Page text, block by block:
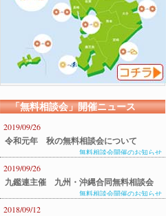
「無料相談会」開催ニュース
2019/09/26
令和元年 秋の無料相談会について
無料相談会開催のお知らせ
2019/09/26
九鑑連主催 九州・沖縄合同無料相談会
のご案内
無料相談会開催のお知らせ
2018/09/12